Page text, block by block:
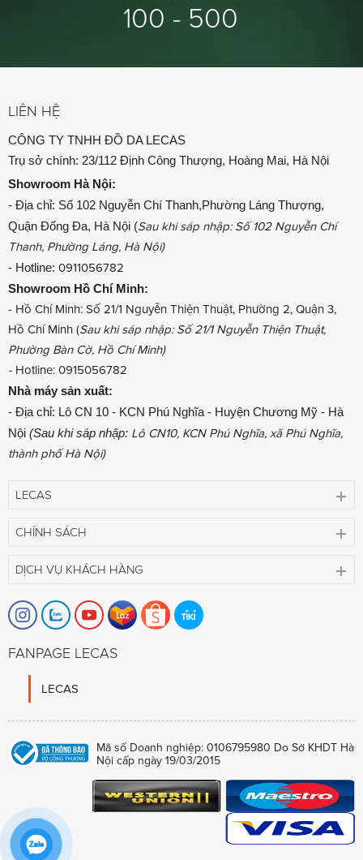
100 - 500
LIÊN HỆ
CÔNG TY TNHH ĐỒ DA LECAS
Trụ sở chính: 23/112 Định Công Thượng, Hoàng Mai, Hà Nội
Showroom Hà Nội:
- Địa chỉ: Số 102 Nguyễn Chí Thanh,Phường Láng Thượng,
Quận Đống Đa, Hà Nội (Sau khi sáp nhập: Số 102 Nguyễn Chí
Thanh, Phường Láng, Hà Nội)
- Hotline: 0911056782
Showroom Hồ Chí Minh:
- Hồ Chí Minh: Số 21/1 Nguyễn Thiện Thuật, Phường 2, Quận 3,
Hồ Chí Minh (Sau khi sáp nhập: Số 21/1 Nguyễn Thiện Thuật,
Phường Bàn Cờ, Hồ Chí Minh)
- Hotline: 0915056782
Nhà máy sản xuất:
- Địa chỉ: Lô CN 10 - KCN Phú Nghĩa - Huyện Chương Mỹ - Hà
Nội (Sau khi sáp nhập: Lô CN10, KCN Phú Nghĩa, xã Phú Nghĩa,
thành phố Hà Nội)
LECAS
CHÍNH SÁCH
DỊCH VỤ KHÁCH HÀNG
FANPAGE LECAS
LECAS
Mã số Doanh nghiệp: 0106795980 Do Sở KHDT Hà
Nội cấp ngày 19/03/2015